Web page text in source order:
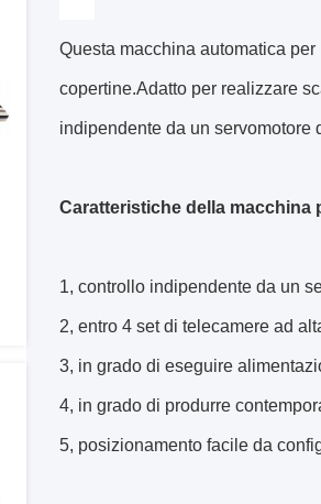
Questa macchina automatica
copertine.Adatto per realizzare
indipendente da un servomotore
Caratteristiche della macchina
1, controllo indipendente da un
2, entro 4 set di telecamere ad
3, in grado di eseguire
4, in grado di produrre
5, posizionamento facile da